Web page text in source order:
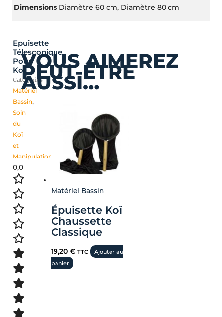
Dimensions Diamètre 60 cm, Diamètre 80 cm
Epuisette
Télescopique
Pour
Koï
Catégories
Matériel
Bassin,
Soin
du
Koï
et
Manipulation
0,0
VOUS AIMEREZ
PEUT-ÊTRE
AUSSI…
Matériel Bassin
Épuisette Koï
Chaussette
Classique
19,20 € TTC
Ajouter au
panier